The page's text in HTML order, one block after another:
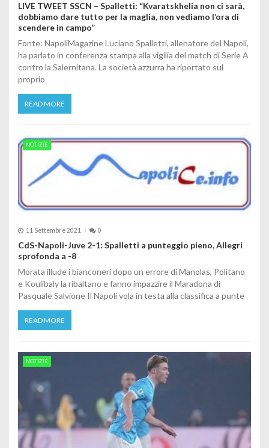
LIVE TWEET SSCN – Spalletti: “Kvaratskhelia non ci sarà,
dobbiamo dare tutto per la maglia, non vediamo l’ora di
scendere in campo”
Fonte: NapoliMagazine Luciano Spalletti, allenatore del Napoli,
ha parlato in conferenza stampa alla vigilia del match di Serie A
contro la Salernitana. La società azzurra ha riportato sul
proprio
READ MORE
NOTIZIE
11 Settembre 2021 0
CdS-Napoli-Juve 2-1: Spalletti a punteggio pieno, Allegri
sprofonda a -8
Morata illude i bianconeri dopo un errore di Manolas, Politano
e Koulibaly la ribaltano e fanno impazzire il Maradona di
Pasquale Salvione Il Napoli vola in testa alla classifica a punte
READ MORE
NOTIZIE